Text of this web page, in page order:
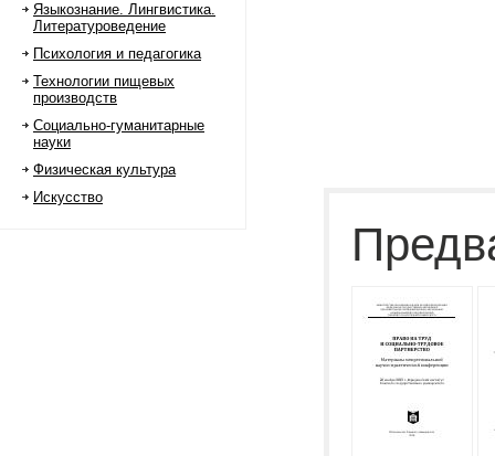
Языкознание. Лингвистика.
Литературоведение
Психология и педагогика
Технологии пищевых
производств
Социально-гуманитарные
науки
Физическая культура
Искусство